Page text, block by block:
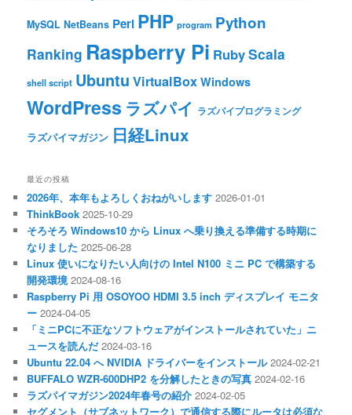
MySQL NetBeans Perl PHP program Python
Ranking Raspberry Pi RubyScala
shell script Ubuntu VirtualBox Windows
WordPress ラズパイ ラズパイプログラミング
ラズパイマガジン 日経Linux
最近の投稿
2026年、本年もよろしくおねがいします 2026-01-01
ThinkBook 2025-10-29
そろそろ Windows10 から Linux へ乗り換える準備する時期に
なりました 2025-06-28
Linux 使いになりたい人向けの Intel N100 ミニ PC で構築する
開発環境 2024-08-16
Raspberry Pi 用 OSOYOO HDMI 3.5 inch ディスプレイ モニタ
ー 2024-04-05
「ミニPCに不正なソフトウェアがインストールされていた」ニ
ュースを読んだ 2024-03-16
Ubuntu 22.04 へ NVIDIA ドライバーをインストール 2024-02-21
BUFFALO WZR-600DHP2 を分解したときの写真 2024-02-16
ラズパイマガジン2024年春号の紹介 2024-02-05
セグメント（サブネットワーク）で通信する際にルータは必須な